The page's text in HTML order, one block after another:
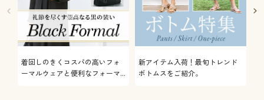
着回しのきくコスパの高いフォ
ーマルウェアと便利なフォーマ
新アイテム入荷！最旬トレンド
ボトムスをご紹介。